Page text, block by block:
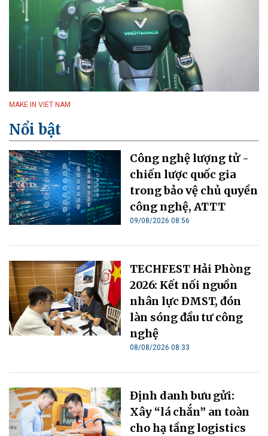
MAKE IN VIET NAM
Nổi bật
Công nghệ lượng tử -
chiến lược quốc gia
trong bảo vệ chủ quyền
công nghệ, ATTT
09/08/2026 08:56
TECHFEST Hải Phòng
2026: Kết nối nguồn
nhân lực ĐMST, đón
làn sóng đầu tư công
nghệ
08/08/2026 08:33
Định danh bưu gửi:
Xây “lá chắn” an toàn
cho hạ tầng logistics